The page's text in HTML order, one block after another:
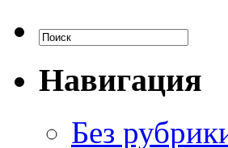
Навигация
Без